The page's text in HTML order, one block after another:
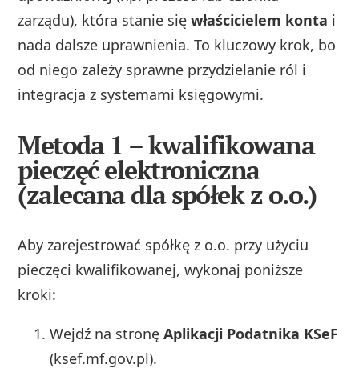
zarządu), która stanie sięwłaścicielem konta i
nada dalsze uprawnienia. To kluczowy krok, bo
od niego zależy sprawne przydzielanie ról i
integracja z systemami księgowymi.
Metoda 1 – kwalifikowana
pieczęć elektroniczna
(zalecana dla spółek z o.o.)
Aby zarejestrować spółkę z o.o. przy użyciu
pieczęci kwalifikowanej, wykonaj poniższe
kroki:
Wejdź na stronęAplikacji Podatnika KSeF
(ksef.mf.gov.pl).